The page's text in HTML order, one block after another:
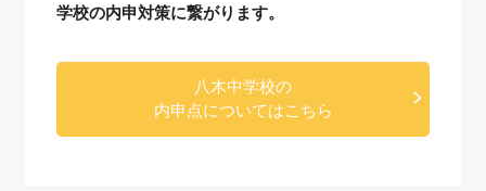
学校の内申対策に繋がります。
八木中学校の
内申点についてはこちら